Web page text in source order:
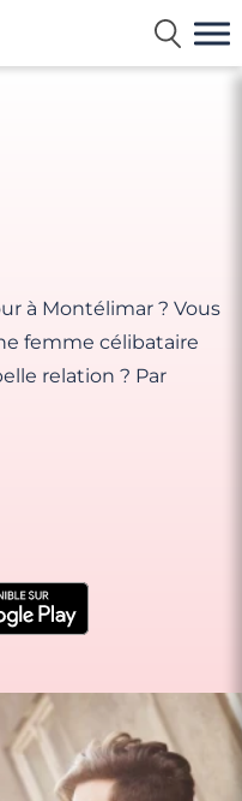
à Montélimar ? Vous
femme célibataire
relation ? Par